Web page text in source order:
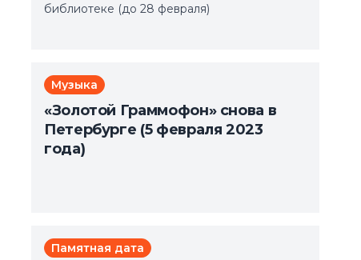
библиотеке (до 28 февраля)
Музыка
«Золотой Граммофон» снова в
Петербурге (5 февраля 2023
года)
Памятная дата